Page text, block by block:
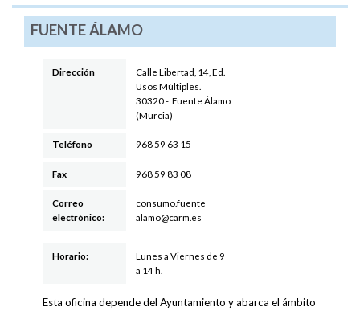
FUENTE ÁLAMO
Dirección
Calle Libertad, 14, Ed.
Usos Múltiples
30320- Fuente Álamo
(Murcia)
Teléfono 968 59 63 15
Fax 968 59 83 08
Correo
electrónico:
consumo.fuente
alamo@carm.es
Horario:
Lunes a Viernes de 9
a 14 h.
Esta oficina depende del Ayuntamiento y abarca el ámbito